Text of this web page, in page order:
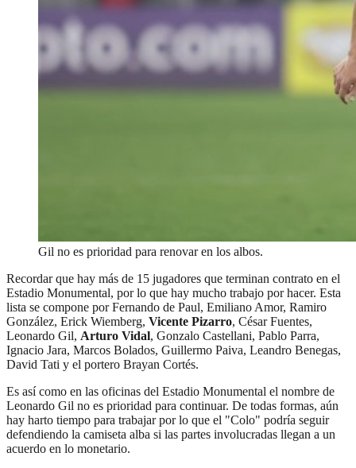
Gil no es prioridad para renovar en los albos.
Recordar que hay más de 15 jugadores que terminan contrato en el
Estadio Monumental, por lo que hay mucho trabajo por hacer. Esta
lista se compone por Fernando de Paul, Emiliano Amor, Ramiro
González, Erick Wiemberg, Vicente Pizarro, César Fuentes,
Leonardo Gil, Arturo Vidal, Gonzalo Castellani, Pablo Parra,
Ignacio Jara, Marcos Bolados, Guillermo Paiva, Leandro Benegas,
David Tati y el portero Brayan Cortés.
Es así como en las oficinas del Estadio Monumental el nombre de
Leonardo Gil no es prioridad para continuar. De todas formas, aún
hay harto tiempo para trabajar por lo que el "Colo" podría seguir
defendiendo la camiseta alba si las partes involucradas llegan a un
acuerdo en lo monetario.